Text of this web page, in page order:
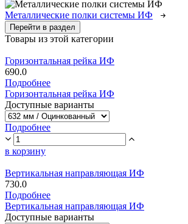
Металлические полки системы ИФ
Перейти в раздел
Товары из этой категории
Горизонтальная рейка ИФ
690.0
Подробнее
Горизонтальная рейка ИФ
Доступные варианты
Подробнее
в корзину
Вертикальная направляющая ИФ
730.0
Подробнее
Вертикальная направляющая ИФ
Доступные варианты